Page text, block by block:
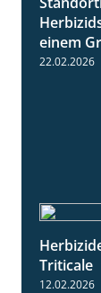
einem
22.02.2026
Triticale
12.02.2026